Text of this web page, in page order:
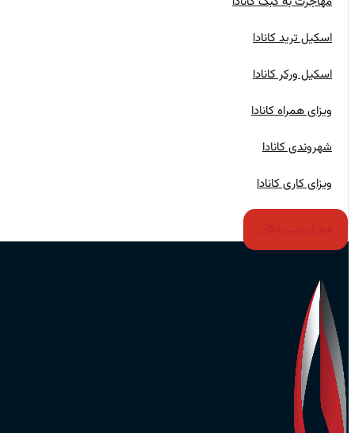
اسکیل ترید کانادا
اسکیل ورکر کانادا
ویزای همراه کانادا
شهروندی کانادا
ویزای کاری کانادا